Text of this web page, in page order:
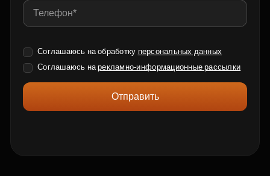
Соглашаюсь на обработку персональных данных
Соглашаюсь нарекламно-информационные рассылки
Отправить